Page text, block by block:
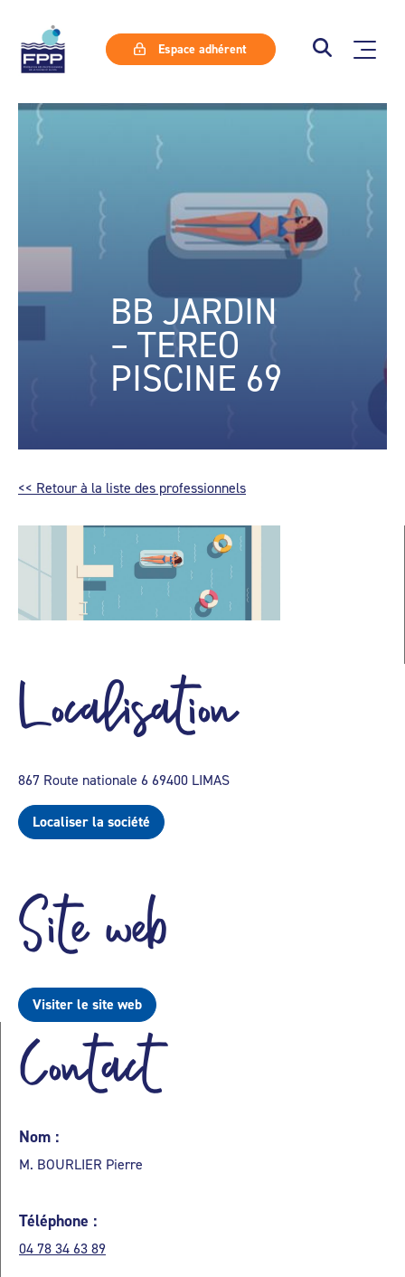
Espace adhérent
BB JARDIN
– TEREO
PISCINE 69
<< Retour à la liste des professionnels
Localisation
867 Route nationale 6 69400 LIMAS
Localiser la société
Site web
Visiter le site web
Contact
Nom :
M. BOURLIER Pierre
Téléphone :
04 78 34 63 89